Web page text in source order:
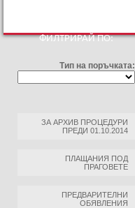
ФИЛТРИРАЙ ПО:
Тип на поръчката:
ЗА АРХИВ ПРОЦЕДУРИ
ПРЕДИ 01.10.2014
ПЛАЩАНИЯ ПОД
ПРАГОВЕТЕ
ПРЕДВАРИТЕЛНИ
ОБЯВЛЕНИЯ